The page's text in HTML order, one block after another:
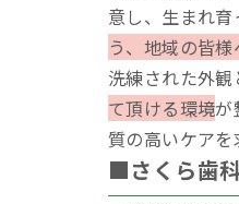
意し、生まれ
う、地域の皆
洗練された外観
て頂ける環境が
質の高いケアを
■さくら歯